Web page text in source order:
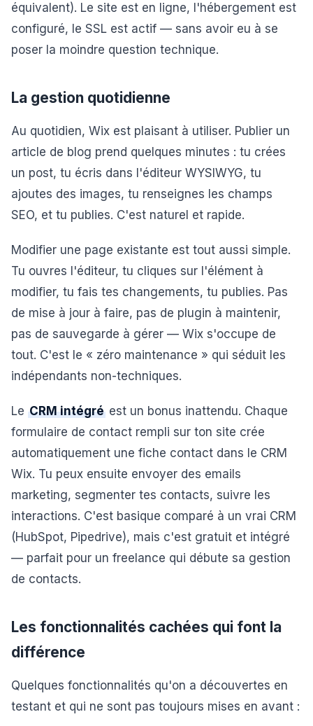
équivalent). Le site est en ligne, l'hébergement est
configuré, le SSL est actif — sans avoir eu à se
poser la moindre question technique.
La gestion quotidienne
Au quotidien, Wix est plaisant à utiliser. Publier un
article de blog prend quelques minutes : tu crées
un post, tu écris dans l'éditeur WYSIWYG, tu
ajoutes des images, tu renseignes les champs
SEO, et tu publies. C'est naturel et rapide.
Modifier une page existante est tout aussi simple.
Tu ouvres l'éditeur, tu cliques sur l'élément à
modifier, tu fais tes changements, tu publies. Pas
de mise à jour à faire, pas de plugin à maintenir,
pas de sauvegarde à gérer — Wix s'occupe de
tout. C'est le « zéro maintenance » qui séduit les
indépendants non-techniques.
Le CRM intégré est un bonus inattendu. Chaque
formulaire de contact rempli sur ton site crée
automatiquement une fiche contact dans le CRM
Wix. Tu peux ensuite envoyer des emails
marketing, segmenter tes contacts, suivre les
interactions. C'est basique comparé à un vrai CRM
(HubSpot, Pipedrive), mais c'est gratuit et intégré
— parfait pour un freelance qui débute sa gestion
de contacts.
Les fonctionnalités cachées qui font la
différence
Quelques fonctionnalités qu'on a découvertes en
testant et qui ne sont pas toujours mises en avant :